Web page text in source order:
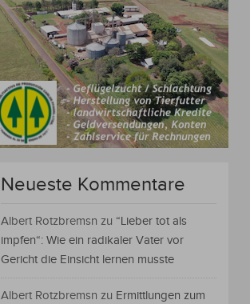
Neueste Kommentare
Albert Rotzbremsn zu “Lieber tot als
impfen“: Wie ein radikaler Vater vor
Gericht die Einsicht lernen musste
Albert Rotzbremsn zu Ermittlungen zum